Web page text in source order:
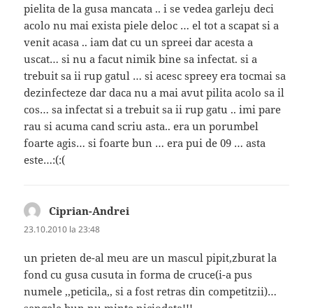
pielita de la gusa mancata .. i se vedea garleju deci
acolo nu mai exista piele deloc … el tot a scapat si a
venit acasa .. iam dat cu un spreei dar acesta a
uscat… si nu a facut nimik bine sa infectat. si a
trebuit sa ii rup gatul … si acesc spreey era tocmai sa
dezinfecteze dar daca nu a mai avut pilita acolo sa il
cos… sa infectat si a trebuit sa ii rup gatu .. imi pare
rau si acuma cand scriu asta.. era un porumbel
foarte agis… si foarte bun … era pui de 09 … asta
este…:(:(
Ciprian-Andrei
23.10.2010 la 23:48
un prieten de-al meu are un mascul pipit,zburat la
fond cu gusa cusuta in forma de cruce(i-a pus
numele ,,peticila,, si a fost retras din competitzii)…